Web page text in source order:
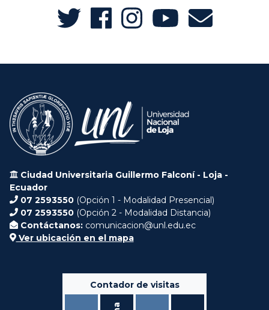
Ciudad Universitaria Guillermo Falconí - Loja -
Ecuador
07 2593550 (Opción 1 - Modalidad Presencial)
07 2593550 (Opción 2 - Modalidad Distancia)
Contáctanos: comunicacion@unl.edu.ec
Ver ubicación en el mapa
Contador de visitas